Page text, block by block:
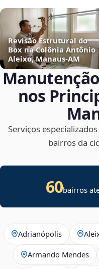
Revisão Estrutural do
Box na Colônia Antônio
Aleixo, Manaus‑AM
nos
Serviços
bairros da
60bairros
Adrianópolis
Armando Mendes